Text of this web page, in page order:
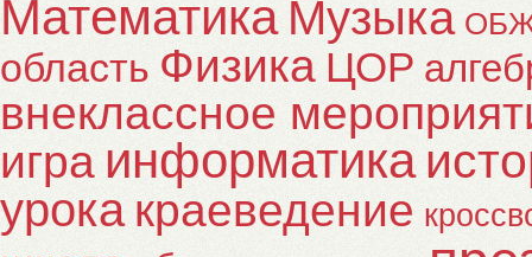
Математика Музыка
область Физика ЦОР
внеклассное
игра информатика
урока краеведение